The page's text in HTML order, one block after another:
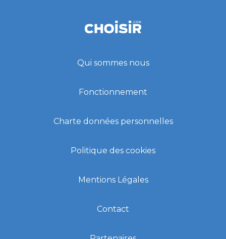
Qui sommes nous
Fonctionnement
Charte données personnelles
Politique des cookies
Mentions Légales
Contact